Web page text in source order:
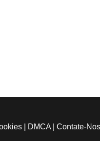
DMCA Contate-Nos